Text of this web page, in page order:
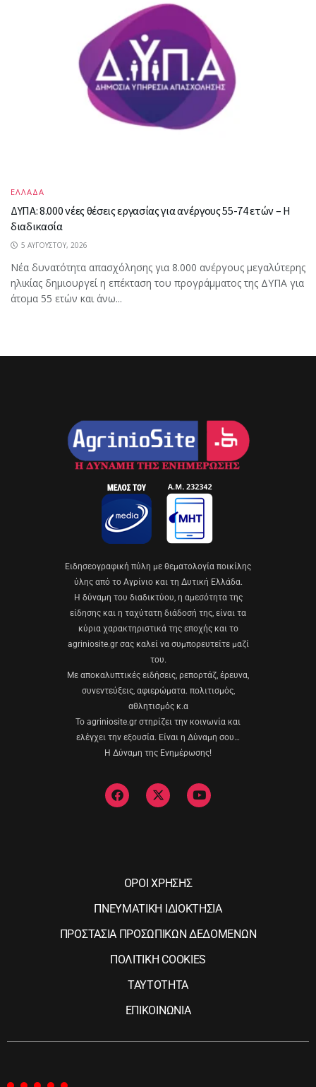
ΕΛΛΑΔΑ
ΔΥΠΑ: 8.000 νέες θέσεις εργασίας για ανέργους 55-74 ετών – Η
διαδικασία
5 ΑΥΓΟΎΣΤΟΥ, 2026
Νέα δυνατότητα απασχόλησης για 8.000 ανέργους μεγαλύτερης
ηλικίας δημιουργεί η επέκταση του προγράμματος της ΔΥΠΑ για
άτομα 55 ετών και άνω...
Eιδησεογραφική πύλη με θεματολογία ποικίλης
ύλης από το Αγρίνιο και τη Δυτική Ελλάδα.
Η δύναμη του διαδικτύου, η αμεσότητα της
είδησης και η ταχύτατη διάδοσή της, είναι τα
κύρια χαρακτηριστικά της εποχής και το
agriniosite.gr σας καλεί να συμπορευτείτε μαζί
του.
Με αποκαλυπτικές ειδήσεις, ρεπορτάζ, έρευνα,
συνεντεύξεις, αφιερώματα. πολιτισμός,
αθλητισμός κ.α
Το agriniosite.gr στηρίζει την κοινωνία και
ελέγχει την εξουσία. Είναι η Δύναμη σου…
Η Δύναμη της Ενημέρωσης!
ΟΡΟΙ ΧΡΗΣΗΣ
ΠΝΕΥΜΑΤΙΚΗ ΙΔΙΟΚΤΗΣΙΑ
ΠΡΟΣΤΑΣΙΑ ΠΡΟΣΩΠΙΚΩΝ ΔΕΔΟΜΕΝΩΝ
ΠΟΛΙΤΙΚΗ COOKIES
ΤΑΥΤΟΤΗΤΑ
ΕΠΙΚΟΙΝΩΝΙΑ